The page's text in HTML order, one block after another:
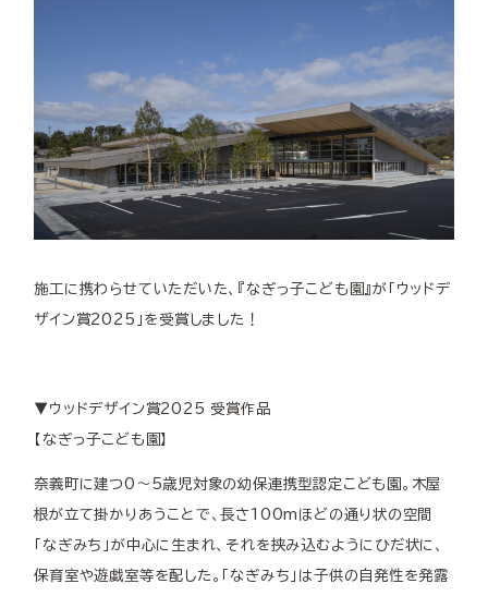
施工に携わらせていただいた、『なぎっ子こども園』が「ウッドデ
ザイン賞2025」を受賞しました！
▼ウッドデザイン賞2025 受賞作品
【なぎっ子こども園】
奈義町に建つ0～5歳児対象の幼保連携型認定こども園。木屋
根が立て掛かりあうことで、長さ100mほどの通り状の空間
「なぎみち」が中心に生まれ、それを挟み込むようにひだ状に、
保育室や遊戯室等を配した。「なぎみち」は子供の自発性を発露